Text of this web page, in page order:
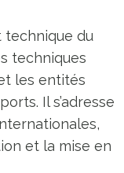
technique du
techniques
les entités
Il s’adresse
et la mise en